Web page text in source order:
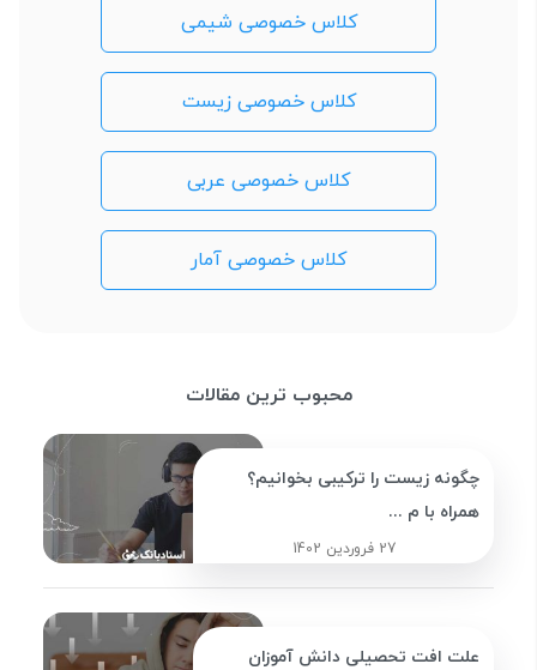
کلاس خصوصی شیمی
کلاس خصوصی زیست
کلاس خصوصی عربی
کلاس خصوصی آمار
محبوب ترین مقالات
چگونه زیست را ترکیبی بخوانیم؟
همراه با م ...
27 فروردین 1402
علت افت تحصیلی دانش آموزان